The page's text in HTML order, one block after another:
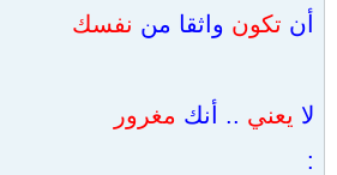
أن تكون واثقا من نفسك
لا يعني .. أنك مغرور
: